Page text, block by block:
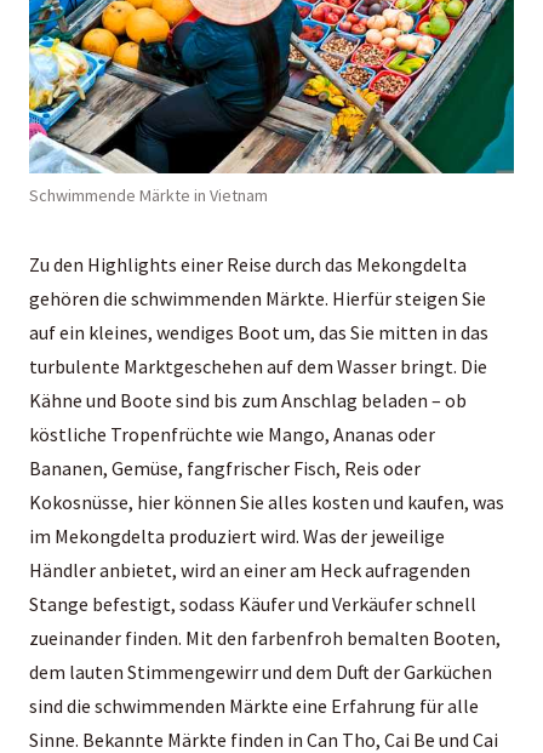
Schwimmende Märkte in Vietnam
Zu den Highlights einer Reise durch das Mekongdelta
gehören die schwimmenden Märkte. Hierfür steigen Sie
auf ein kleines, wendiges Boot um, das Sie mitten in das
turbulente Marktgeschehen auf dem Wasser bringt. Die
Kähne und Boote sind bis zum Anschlag beladen – ob
köstliche Tropenfrüchte wie Mango, Ananas oder
Bananen, Gemüse, fangfrischer Fisch, Reis oder
Kokosnüsse, hier können Sie alles kosten und kaufen, was
im Mekongdelta produziert wird. Was der jeweilige
Händler anbietet, wird an einer am Heck aufragenden
Stange befestigt, sodass Käufer und Verkäufer schnell
zueinander finden. Mit den farbenfroh bemalten Booten,
dem lauten Stimmengewirr und dem Duft der Garküchen
sind die schwimmenden Märkte eine Erfahrung für alle
Sinne. Bekannte Märkte finden in Can Tho, Cai Be und Cai